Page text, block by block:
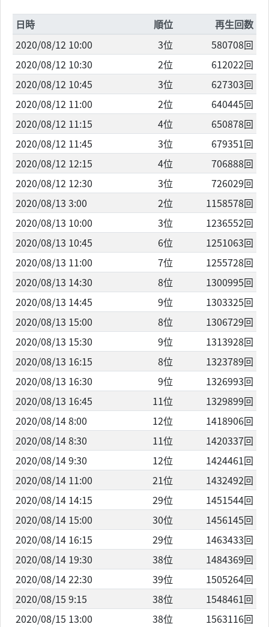
日時 順位
再生回数
2020/08/12 10:00
3位
580708回
2020/08/12 10:30
2位
612022回
2020/08/12 10:45
3位
627303回
2020/08/12 11:00
2位
640445回
2020/08/12 11:15
4位
650878回
2020/08/12 11:45
3位
679351回
2020/08/12 12:15
4位
706888回
2020/08/12 12:30
3位
726029回
2020/08/13 3:00
2位
1158578回
2020/08/13 10:00
3位
1236552回
2020/08/13 10:45
6位
1251063回
2020/08/13 11:00
7位
1255728回
2020/08/13 14:30
8位
1300995回
2020/08/13 14:45
9位
1303325回
2020/08/13 15:00
8位
1306729回
2020/08/13 15:30
9位
1313928回
2020/08/13 16:15
8位
1323789回
2020/08/13 16:30
9位
1326993回
2020/08/13 16:45
11位
1329899回
2020/08/14 8:00
12位
1418906回
2020/08/14 8:30
11位
1420337回
2020/08/14 9:30
12位
1424461回
2020/08/14 11:00
21位
1432492回
2020/08/14 14:15
29位
1451544回
2020/08/14 15:00
30位
1456145回
2020/08/14 16:15
29位
1463433回
2020/08/14 19:30
38位
1484369回
2020/08/14 22:30
39位
1505264回
2020/08/15 9:15
38位
1548461回
2020/08/15 13:00
38位 1563116回